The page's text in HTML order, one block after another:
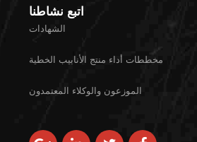
اتبع نشاطنا
الشهادات
مخططات أداء منتج الأنابيب الخطية
الموزعون والوكلاء المعتمدون